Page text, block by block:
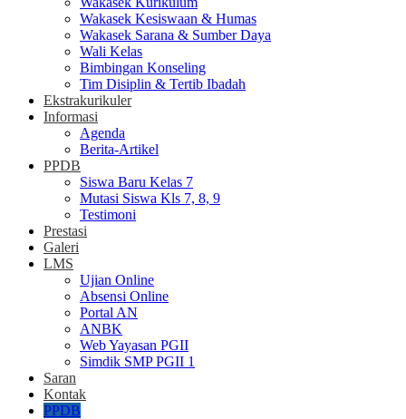
Wakasek Kesiswaan & Humas
Wakasek Sarana & Sumber Daya
Wali Kelas
Bimbingan Konseling
Tim Disiplin & Tertib Ibadah
Ekstrakurikuler
Informasi
Agenda
Berita-Artikel
PPDB
Siswa Baru Kelas 7
Mutasi Siswa Kls 7, 8, 9
Testimoni
Prestasi
Galeri
LMS
Ujian Online
Absensi Online
Portal AN
ANBK
Web Yayasan PGII
Simdik SMP PGII 1
Saran
Kontak
PPDB